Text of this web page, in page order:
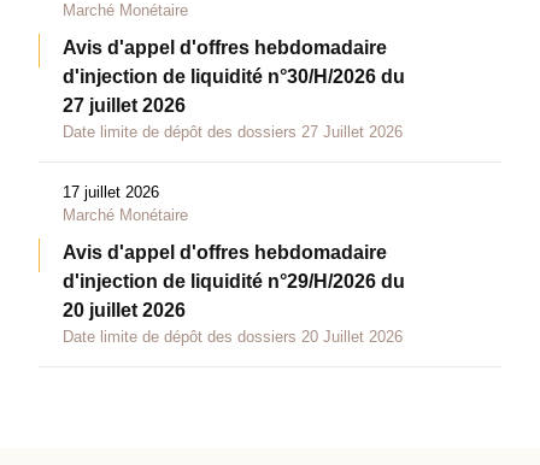
Marché Monétaire
Avis d'appel d'offres hebdomadaire
d'injection de liquidité n°30/H/2026 du
27 juillet 2026
Date limite de dépôt des dossiers 27 Juillet 2026
17 juillet 2026
Marché Monétaire
Avis d'appel d'offres hebdomadaire
d'injection de liquidité n°29/H/2026 du
20 juillet 2026
Date limite de dépôt des dossiers 20 Juillet 2026